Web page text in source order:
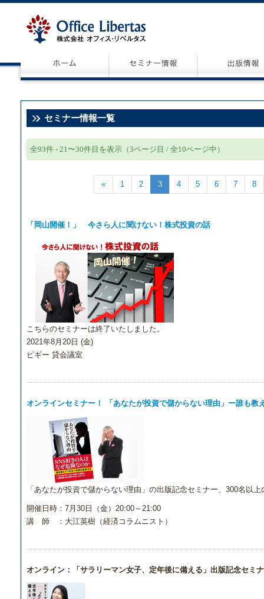
セミナー情報一覧
全93件 - 21〜30件目を表示（3ページ目 / 全10ページ中）
« 1 2 3 4 5 6 7 8
「岡山開催！」 今さら人に聞けない！株式投資の話
こちらのセミナーは終了いたしました。
2021年8月20日 (金)
ピギー 貸会議室
オンラインセミナー！ 「あなたが投資で儲からない理由」ー誰も教
「あなたが投資で儲からない理由」の出版記念セミナー、300名以
開催日時：7月30日（金）20:00～21:00
講 師 ：大江英樹（経済コラムニスト）
オンライン：「サラリーマン女子、定年後に備える」出版記念セミ